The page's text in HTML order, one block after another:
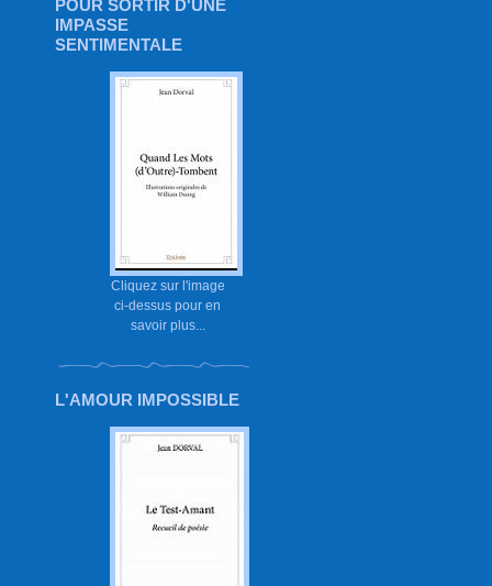
POUR SORTIR D'UNE
IMPASSE
SENTIMENTALE
Cliquez sur l'image
ci-dessus pour en
savoir plus...
L'AMOUR IMPOSSIBLE